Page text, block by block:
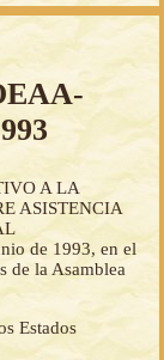
A LA
ASISTENCIA
de 1993, en el
de la Asamblea
Estados